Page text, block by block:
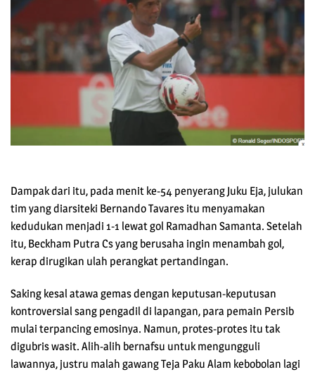
Dampak dari itu, pada menit ke-54 penyerang Juku Eja, julukan
tim yang diarsiteki Bernando Tavares itu menyamakan
kedudukan menjadi 1-1 lewat gol Ramadhan Samanta. Setelah
itu, Beckham Putra Cs yang berusaha ingin menambah gol,
kerap dirugikan ulah perangkat pertandingan.
Saking kesal atawa gemas dengan keputusan-keputusan
kontroversial sang pengadil di lapangan, para pemain Persib
mulai terpancing emosinya. Namun, protes-protes itu tak
digubris wasit. Alih-alih bernafsu untuk mengungguli
lawannya, justru malah gawang Teja Paku Alam kebobolan lagi